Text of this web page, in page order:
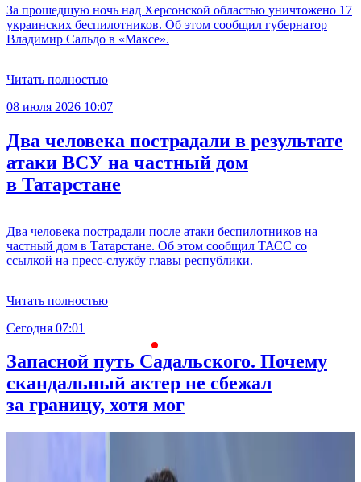
За прошедшую ночь над Херсонской областью уничтожено 17
украинских беспилотников. Об этом сообщил губернатор
Владимир Сальдо в «Максе».
Читать полностью
08 июля 2026 10:07
Два человека пострадали в результате
атаки ВСУ на частный дом
в Татарстане
Два человека пострадали после атаки беспилотников на
частный дом в Татарстане. Об этом сообщил ТАСС со
ссылкой на пресс-службу главы республики.
Читать полностью
Сегодня 07:01
Запасной путь Садальского. Почему
скандальный актер не сбежал
за границу, хотя мог